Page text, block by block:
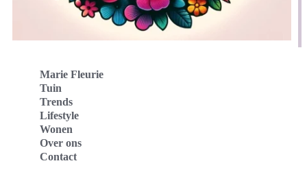
Marie Fleurie
Tuin
Trends
Lifestyle
Wonen
Over ons
Contact